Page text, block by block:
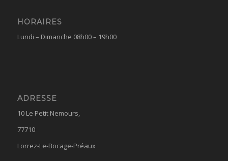
HORAIRES
Lundi – Dimanche 08h00 – 19h00
ADRESSE
10 Le Petit Nemours,
77710
Lorrez-Le-Bocage-Préaux